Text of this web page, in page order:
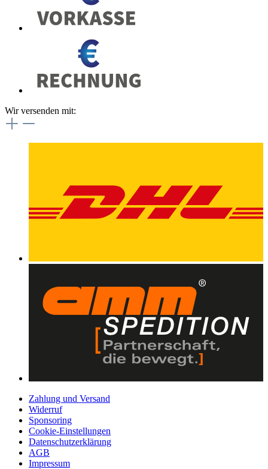
Wir versenden mit:
Zahlung und Versand
Widerruf
Sponsoring
Cookie-Einstellungen
Datenschutzerklärung
AGB
Impressum